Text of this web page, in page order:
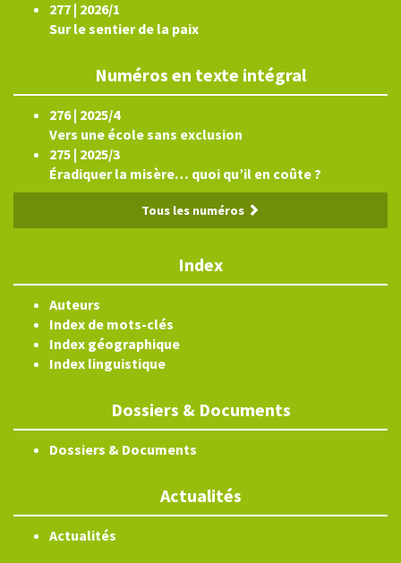
277 | 2026/1
Sur le sentier de la paix
Numéros en texte intégral
276 | 2025/4
Vers une école sans exclusion
275 | 2025/3
Éradiquer la misère… quoi qu’il en coûte ?
Tous les numéros
Index
Auteurs
Index de mots-clés
Index géographique
Index linguistique
Dossiers & Documents
Dossiers & Documents
Actualités
Actualités